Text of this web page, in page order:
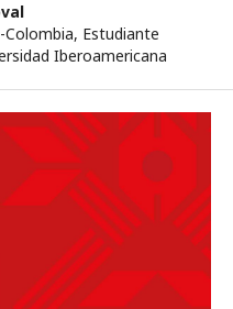
Estudiante
Iberoamericana